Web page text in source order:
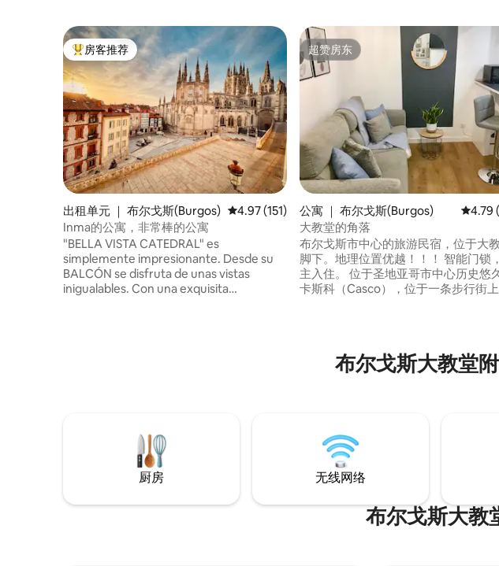
热门「房客推荐」
房客推荐
出租单元 ｜ 布尔戈斯(Burgos) 平均评分 4.97 分（满分 5 分），共 151 条评价
4.97 (151)
Inma的公寓，非常棒的公寓
"BELLA VISTA CATEDRAL" es
simplemente impresionante. Desde su
BALCÓN se disfruta de unas vistas
inigualables. Con una exquisita
perfectamente la armonía de espacios
con la comodidad y el diseño. Se respira
un aire joven y fresco gracias a sus vigas
de madera blancas, es el alojamiento
ideal para parejas y también para familias
超赞房东
超赞房东
公寓 ｜ 布尔戈斯(Burgos) 平均评
4.79
大教堂的角落
布尔戈斯市中心的旅游民宿，位于大
脚下。地理位置优越！！！ 智能门锁，自
主入住。 位于圣地亚哥市中心历史悠
卡斯科（Casco），位于一条步行街上
不允许携带宠物。 🚫 VUT-09/1724
布尔戈斯大教堂
厨房 无线网络
布尔戈斯大教